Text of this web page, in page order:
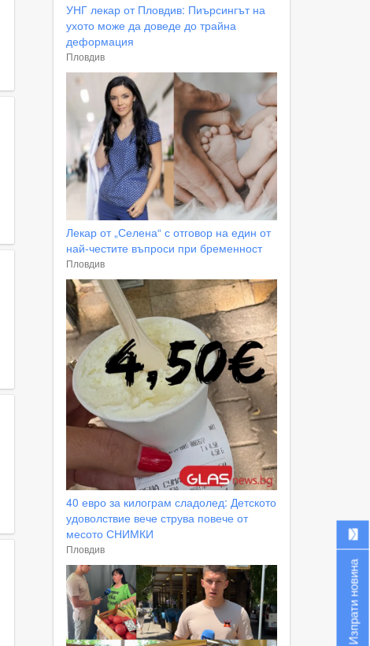
УНГ лекар от Пловдив: Пиърсингът на
ухото може да доведе до трайна
деформация
Пловдив
Лекар от „Селена“ с отговор на един от
най-честите въпроси при бременност
Пловдив
40 евро за килограм сладолед: Детското
удоволствие вече струва повече от
месото СНИМКИ
Пловдив
Изпрати новина